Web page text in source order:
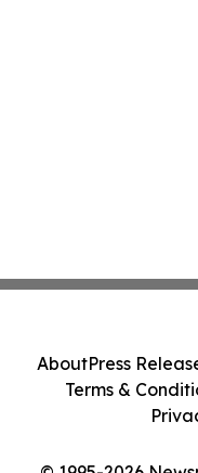
AboutPress
Terms &